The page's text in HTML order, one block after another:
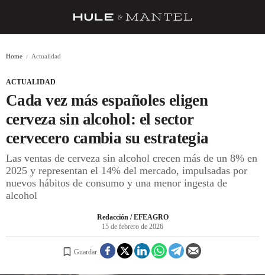
BARRAS Y ESTRELLAS
DÓNDE COMER
ÍDOLOS DE MESAS
CUADERNO DE VIAJE
Home Actualidad
ACTUALIDAD
Cada vez más españoles eligen
cerveza sin alcohol: el sector
cervecero cambia su estrategia
Las ventas de cerveza sin alcohol crecen más de un 8% en
2025 y representan el 14% del mercado, impulsadas por
nuevos hábitos de consumo y una menor ingesta de
alcohol
Redacción / EFEAGRO
15 de febrero de 2026
Guardar